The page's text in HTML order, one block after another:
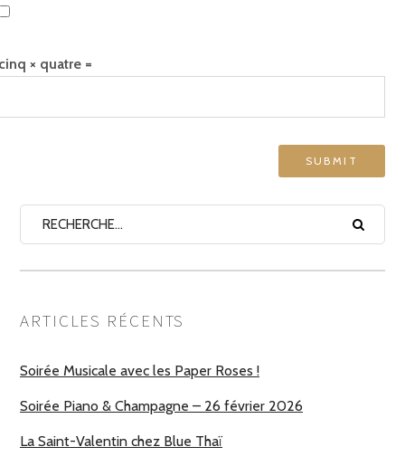
× quatre =
ARTICLES RÉCENTS
Soirée Musicale avec les Paper Roses !
Soirée Piano & Champagne – 26 février 2026
La Saint-Valentin chez Blue Thaï